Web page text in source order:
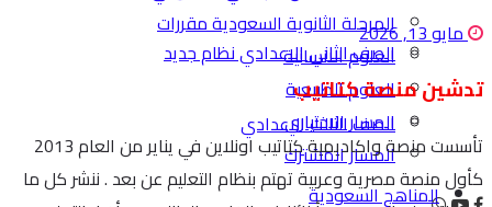
المرحلة الثانوية السعودية مقررات
العلوم الانسانية
العلوم الطبيعية
المسار الاختياري
المسار المشترك
الصف الثاني الاعدادي نظام جديد
الصف الثالث الاعدادي
المناهج السعودية
مايو 13, 2026
تدشين منصة كتاتيب
تأسست منصة واكاديمية كتاتيب اونلاين في يناير من العام 2013
كأول منصة مصرية وعربية تهتم بنظام التعليم عن بعد . ننشر كل ما